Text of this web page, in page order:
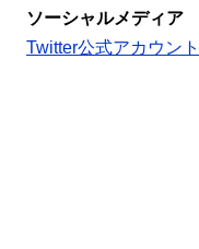
ソーシャルメディア
Twitter公式アカウント